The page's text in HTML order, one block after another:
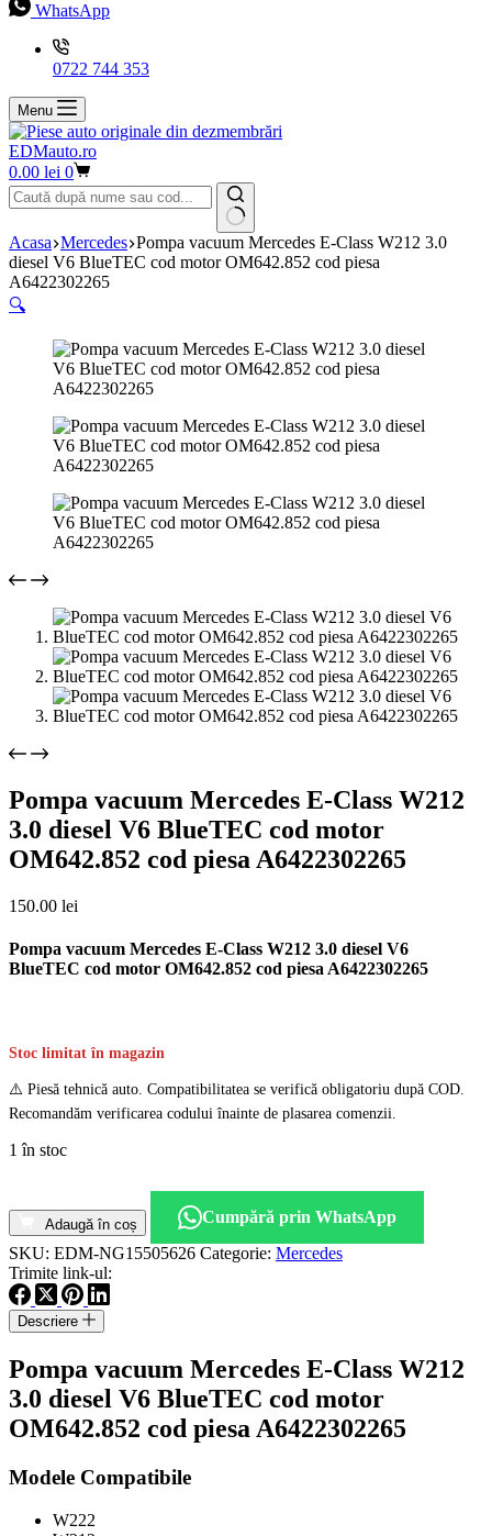
WhatsApp
0722 744 353
Menu
EDMauto.ro
Coș
de
cumpărături
0.00 lei 0
Niciun
rezultat
Acasa Mercedes Pompa vacuum Mercedes E-Class W212 3.0
diesel V6 BlueTEC cod motor OM642.852 cod piesa
A6422302265
🔍
Pompa vacuum Mercedes E-Class W212
3.0 diesel V6 BlueTEC cod motor
OM642.852 cod piesa A6422302265
150.00 lei
Pompa vacuum Mercedes E-Class W212 3.0 diesel V6
BlueTEC cod motor OM642.852 cod piesa A6422302265
Stoc limitat în magazin
⚠️ Piesă tehnică auto. Compatibilitatea se verifică obligatoriu după COD.
Recomandăm verificarea codului înainte de plasarea comenzii.
1 în stoc
Pompa
vacuum
Mercedes
E-
Class
W212
3.0
V6
BlueTEC
cod
motor
OM642.852
piesa
Adaugă în coș
Cumpără prin WhatsApp
SKU: EDM-NG15505626 Categorie: Mercedes
Trimite link-ul:
Descriere
Pompa vacuum Mercedes E-Class W212
3.0 diesel V6 BlueTEC cod motor
OM642.852 cod piesa A6422302265
Modele Compatibile
W222